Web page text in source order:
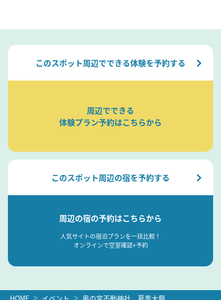
このスポット周辺でできる体験を予約する
周辺でできる
体験プラン予約はこちらから
このスポット周辺の宿を予約する
周辺の宿の予約はこちらから
人気サイトの宿泊プランを一括比較！
オンラインで空室確認+予約
HOME イベント 奥の宮不動神社 夏季大祭